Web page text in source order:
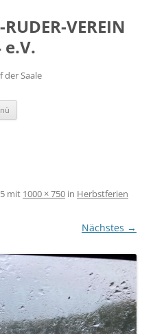
RUDER-VEREIN
e.V.
der Saale
mit 1000 × 750 in Herbstferien
Nächstes →